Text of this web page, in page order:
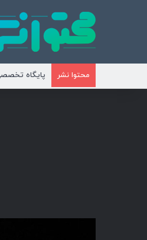
محتوا نشر پایگاه